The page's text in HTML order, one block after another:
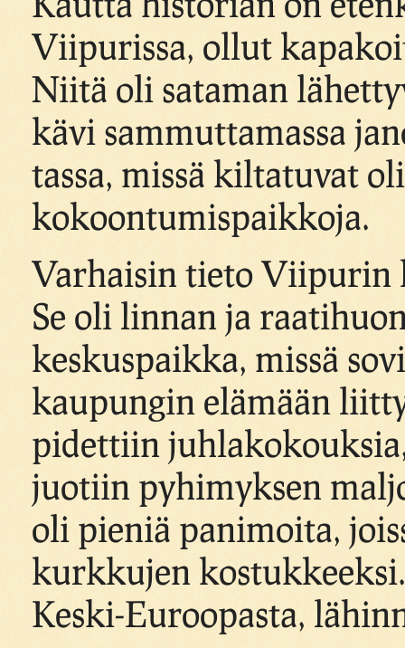
Viipurissa, ollut
Niitä oli sataman
kävi sammuttamassa
tassa, missä kiltatuvat
kokoontumispaikkoja.
Varhaisin tieto Viipurin
Se oli linnan ja
keskuspaikka, missä
kaupungin elämään
pidettiin
juotiin pyhimyksen
oli pieniä panimoita,
kurkkujen
Keski-Euroopasta,